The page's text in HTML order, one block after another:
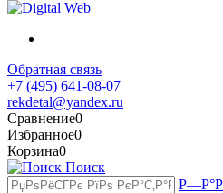
Обратная связь
+7 (495) 641-08-07
rekdetal@yandex.ru
Сравнение0
Избранное0
Корзина0
Поиск